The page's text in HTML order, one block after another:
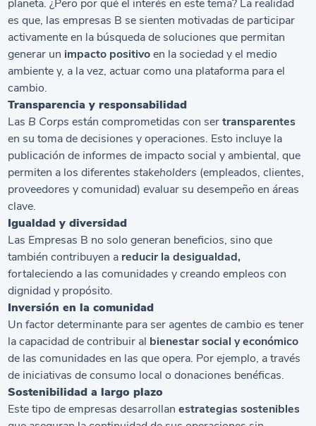
planeta. ¿Pero por qué el interés en este tema? La realidad
es que, las empresas B se sienten motivadas de participar
activamente en la búsqueda de soluciones que permitan
generar un impacto positivoen la sociedad y el medio
ambiente y, a la vez, actuar como una plataforma para el
cambio.
Transparencia y responsabilidad
Las B Corps están comprometidas con sertransparentes
en su toma de decisiones y operaciones. Esto incluye la
publicación de informes de impacto social y ambiental, que
permiten a los diferentesstakeholders (empleados, clientes,
proveedores y comunidad) evaluar su desempeño en áreas
clave.
Igualdad y diversidad
Las Empresas B no solo generan beneficios, sino que
también contribuyen a reducir la desigualdad,
fortaleciendo a las comunidades y creando empleos con
dignidad y propósito.
Inversión en la comunidad
Un factor determinante para ser agentes de cambio es tener
la capacidad de contribuir al bienestar social y económico
de las comunidades en las que opera. Por ejemplo, a través
de iniciativas de consumo local o donaciones benéficas.
Sostenibilidad a largo plazo
Este tipo de empresas desarrollanestrategias sostenibles